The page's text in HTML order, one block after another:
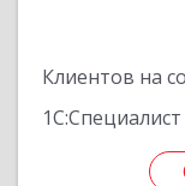
Клиентов на
1С:Специалист